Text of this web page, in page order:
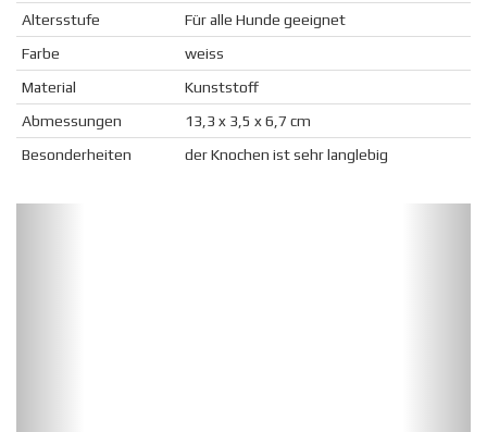
Altersstufe
Für alle Hunde geeignet
Farbe
weiss
Material
Kunststoff
Abmessungen
13,3 x 3,5 x 6,7 cm
Besonderheiten
der Knochen ist sehr langlebig